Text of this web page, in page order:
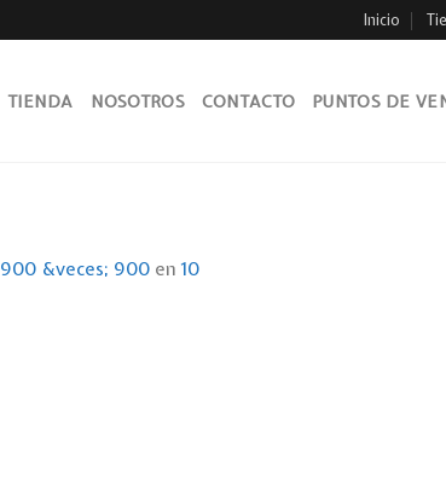
Inicio
TIENDA NOSOTROS CONTACTO PUNTOS DE
900 &veces; 900 en 10